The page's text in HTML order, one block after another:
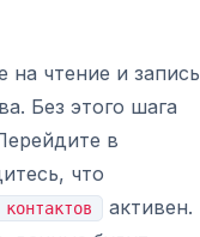
на чтение и запись
Без этого шага
в
что
активен.